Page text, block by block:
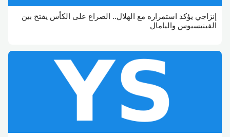
إنزاجي يؤكد استمراره مع الهلال.. الصراع على الكأس يفتح بين
الفينيسيوس واليامال